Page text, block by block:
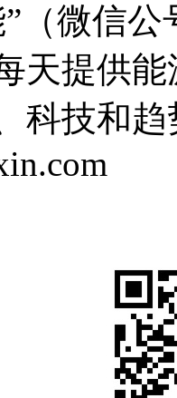
微信公
天提供
科技和